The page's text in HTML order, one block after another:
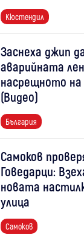
Кюстендил
Заснеха джип
аварийната
насрещното на
(Видео)
България
Самоков
Говедарци:
новата
улица
Самоков